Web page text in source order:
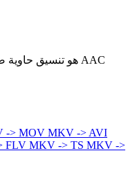
-> MOV MKV -> AVI
FLV MKV -> TS MKV ->